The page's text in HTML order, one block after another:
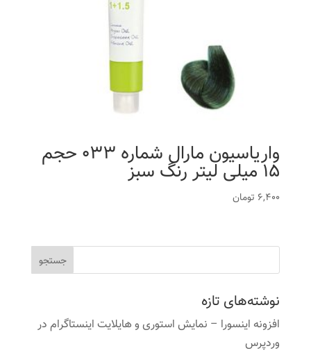
واریاسیون مارال شماره 033 حجم
15 میلی لیتر رنگ سبز
6,400 تومان
نوشته‌های تازه
افزونه اینسورا – نمایش استوری و هایلایت اینستاگرام در
وردپرس